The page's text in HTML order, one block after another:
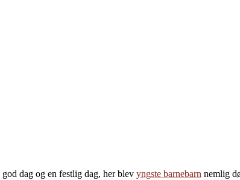
dag og en festlig dag, her blev yngste barnebarn nemlig